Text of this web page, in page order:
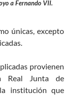
a Fernando VII.
únicas, excepto
provienen
Real Junta de
institución que